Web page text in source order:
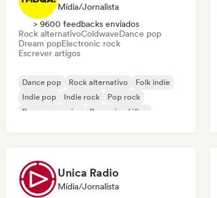
Mídia/Jornalista
> 9600 feedbacks enviados
Rock alternativoColdwaveDance pop
Dream popElectronic rock
Escrever artigos
Dance pop Rock alternativo
Folk indie
Indie pop
Indie rock
Pop rock
Pop progressivo
Pop psicodélico
Unica Radio
Mídia/Jornalista